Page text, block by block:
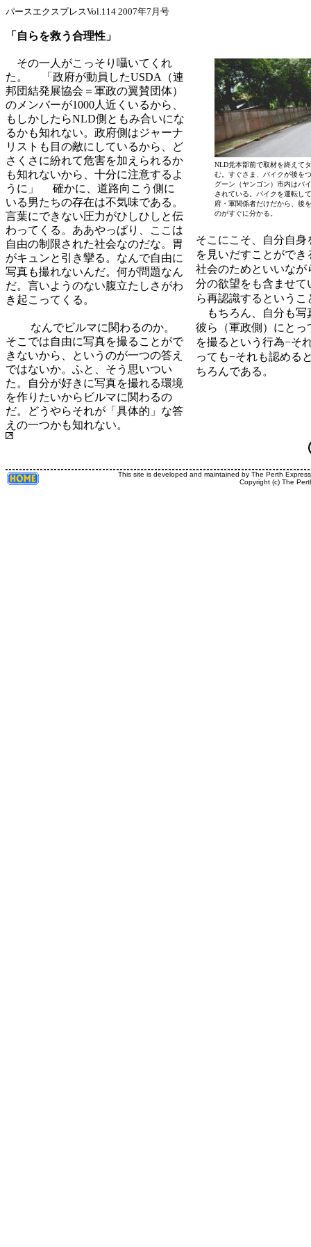
パースエクスプレスVol.114 2007年7月号
「自らを救う合理性」
その一人がこっそり囁いてくれ
た。 「政府が動員したUSDA（連
邦団結発展協会＝軍政の翼賛団体）
のメンバーが1000人近くいるから、
もしかしたらNLD側ともみ合いにな
るかも知れない。政府側はジャーナ
リストも目の敵にしているから、ど
さくさに紛れて危害を加えられるか
も知れないから、十分に注意するよ
うに」 確かに、道路向こう側に
いる男たちの存在は不気味である。
言葉にできない圧力がひしひしと伝
わってくる。ああやっぱり、ここは
自由の制限された社会なのだな。胃
がキュンと引き攣る。なんで自由に
写真も撮れないんだ。何が問題なん
だ。言いようのない腹立たしさがわ
き起こってくる。
なんでビルマに関わるのか。
そこでは自由に写真を撮ることがで
きないから、というのが一つの答え
ではないか。ふと、そう思いつい
た。自分が好きに写真を撮れる環境
を作りたいからビルマに関わるの
だ。どうやらそれが「具体的」な答
えの一つかも知れない。
NLD党本部前で取材を終えて
む。すぐさま、バイクが後を
グーン（ヤンゴン）市内はバ
されている。バイクを運転し
府・軍関係者だけだから、後
のがすぐに分かる。
そこにこそ、自分自身
を見いだすことができ
社会のためといいなが
分の欲望をも含ませて
ら再認識するというこ
もちろん、自分も写
彼ら（軍政側）にとっ
を撮るという行為−そ
っても−それも認める
ちろんである。
This site is developed and maintained by The Perth
Copyright (c) The